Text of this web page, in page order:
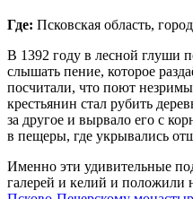
Где: Псковская область,
В 1392 году в лесной глуши
слышать пение, которое
посчитали, что поют
крестьянин стал рубить
за другое и вырвало его с
в пещеры, где укрывались
Именно эти удивительные
галерей и келий и положили